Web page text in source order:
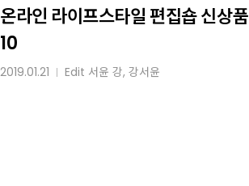
라이프스타일
신상품
10
온라인 라이프스타일 편집숍 신상품
10
2019.01.21 Edit 서윤 강, 강서윤